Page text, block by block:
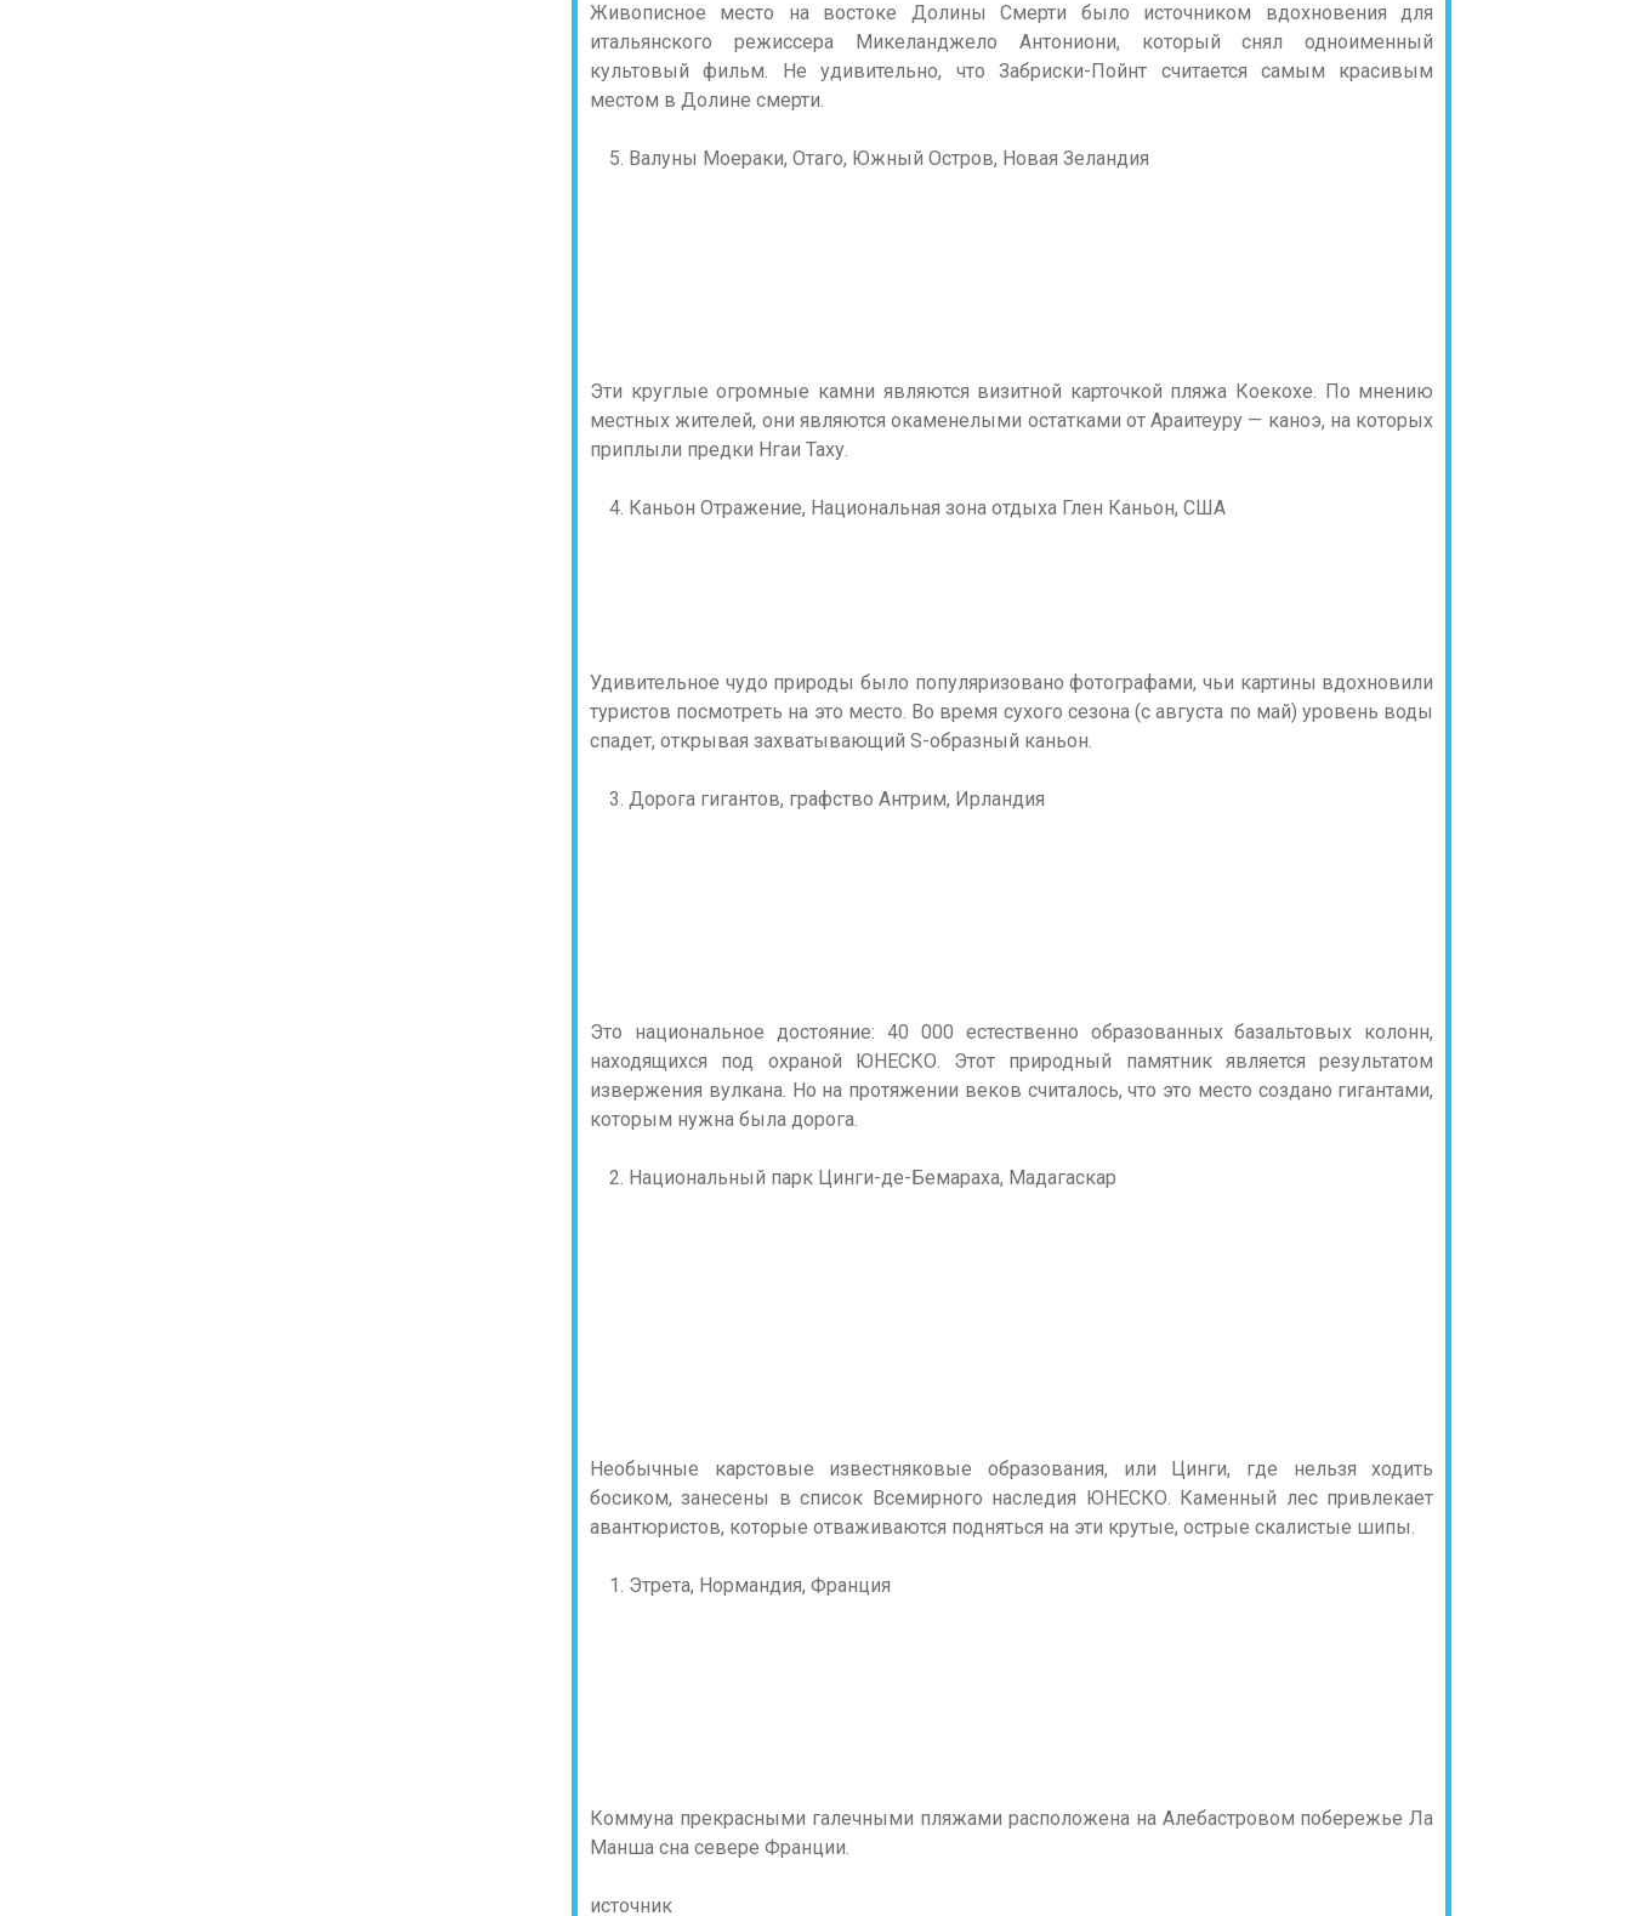
Живописное место на востоке Долины Смерти было источником вдохновения для
итальянского режиссера Микеланджело Антониони, который снял одноименный
культовый фильм. Не удивительно, что Забриски-Пойнт считается самым красивым
местом в Долине смерти.
Валуны Моераки, Отаго, Южный Остров, Новая Зеландия
Эти круглые огромные камни являются визитной карточкой пляжа Коекохе. По мнению
местных жителей, они являются окаменелыми остатками от Араитеуру — каноэ, на которых
приплыли предки Нгаи Таху.
Каньон Отражение, Национальная зона отдыха Глен Каньон, США
Удивительное чудо природы было популяризовано фотографами, чьи картины вдохновили
туристов посмотреть на это место. Во время сухого сезона (с августа по май) уровень воды
спадет, открывая захватывающий S-образный каньон.
Дорога гигантов, графство Антрим, Ирландия
Это национальное достояние: 40 000 естественно образованных базальтовых колонн,
находящихся под охраной ЮНЕСКО. Этот природный памятник является результатом
извержения вулкана. Но на протяжении веков считалось, что это место создано гигантами,
которым нужна была дорога.
Национальный парк Цинги-де-Бемараха, Мадагаскар
Необычные карстовые известняковые образования, или Цинги, где нельзя ходить
босиком, занесены в список Всемирного наследия ЮНЕСКО. Каменный лес привлекает
авантюристов, которые отваживаются подняться на эти крутые, острые скалистые шипы.
Этрета, Нормандия, Франция
Коммуна прекрасными галечными пляжами расположена на Алебастровом побережье Ла
Манша сна севере Франции.
источник